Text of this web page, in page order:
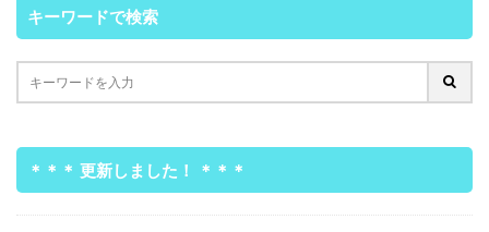
キーワードで検索
＊＊＊ 更新しました！ ＊＊＊